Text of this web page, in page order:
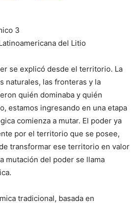
3
del Litio
se explicó desde el territorio. La
naturales, las fronteras y la
quién dominaba y quién
estamos ingresando en una etapa
comienza a mutar. El poder ya
por el territorio que se posee,
transformar ese territorio en valor
mutación del poder se llama
tradicional, basada en